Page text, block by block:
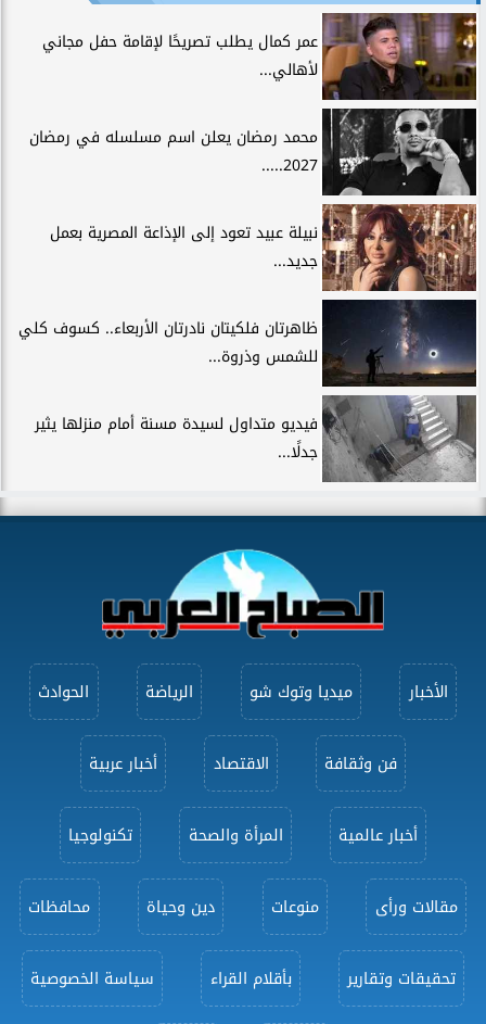
عمر كمال يطلب تصريحًا لإقامة حفل مجاني
لأهالي...
محمد رمضان يعلن اسم مسلسله في رمضان
2027.....
نبيلة عبيد تعود إلى الإذاعة المصرية بعمل
جديد...
ظاهرتان فلكيتان نادرتان الأربعاء.. كسوف كلي
للشمس وذروة...
فيديو متداول لسيدة مسنة أمام منزلها يثير
جدلًا...
الأخبار ميديا وتوك شو الرياضة الحوادث
فن وثقافة الاقتصاد أخبار عربية
أخبار عالمية المرأة والصحة تكنولوجيا
مقالات ورأى منوعات دين وحياة محافظات
تحقيقات وتقارير بأقلام القراء سياسة الخصوصية